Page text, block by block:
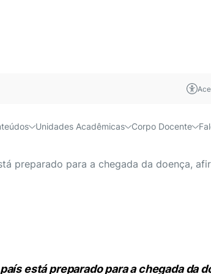
Português
Unidades Acadêmicas Corpo Docente
o sinal de
preparado para a chegada da doença,
está preparado para a chegada da